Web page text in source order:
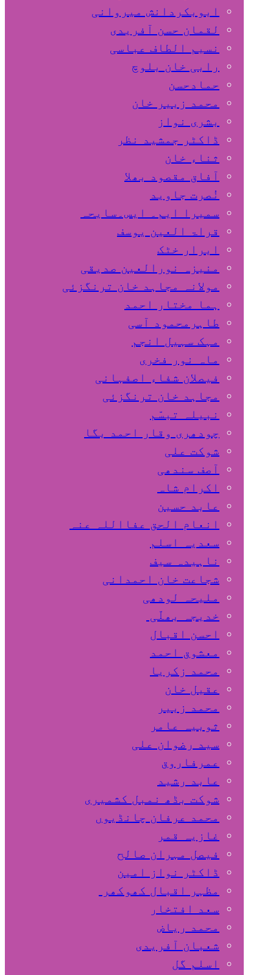
ابوبکردانش میروانی
لقمان حسن آفریدی
نسیم الطاف عباسی
رابی خان بلوچ
حمادحسن
محمد زبیر خان
بشری نواز
ڈاکٹر جمشید نظر
ثناء خان
آفاق مقصود بھلا
نُصرت جاوید
سمیرا ایم۔ ایس۔سایحہ
قراۃ العین یوسف
ابرار خٹک
منیزہ نورالعین صدیقی
مولانہ مجاہد خان ترنگزئی
ہما مختار احمد
طاہرمحمود آسی
مہک سہیل انجم
ماہ نور فخری
فیصلان شفاء اصفہانی
مجاہد خان ترنگزئی
نبیلہ تبسّم
چودھری وقار احمد بگا
شوکت علی
آصف سندھی
اکرام شاہ
عابد حسین
انعام الحق عفااللہ عنہ
سعدیہ اسلم
ناہیدہ سیف
شجاعت خان احمدانی
ملیحہ لودھی
خدیجہ بھلّی
احسن اقبال
معشوق احمد
محمد زکریا
عقیل خان
محمد زبیر
ثوبیہ عامر
سید رضوان علی
عمرفاروق
عابد رشید
شوکت بڈھ نمبل کشمیری
محمد عرفان چانڈیوں
غازیہ قمر
فیصل مہران صالح
ڈاکٹر نواز امین
مظہر اقبال کھوکھر
سعد افتخار
محمد ریاض
شعبان آفریدی
اسلم گل